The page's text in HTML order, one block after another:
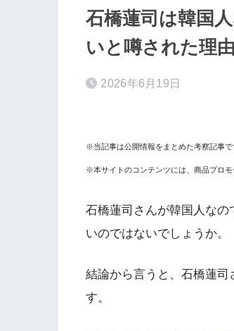
石橋蓮司は韓国
いと噂された理由
2026年6月19日
※当記事は公開情報をまとめた考察記事で
※本サイトのコンテンツには、商品プロモ
石橋蓮司さんが韓国人な
いのではないでしょうか。
結論から言うと、石橋蓮司
す。